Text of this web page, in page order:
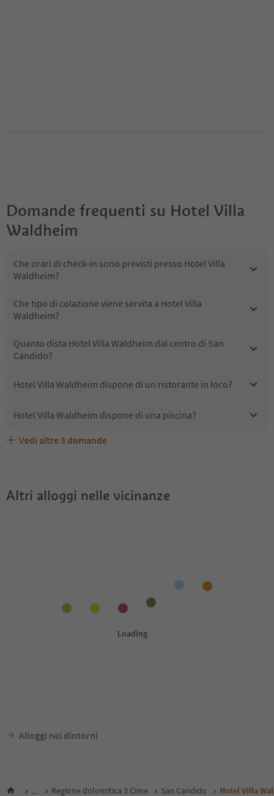
Domande frequenti su Hotel Villa
Waldheim
Che orari di check-in sono previsti presso Hotel Villa
Waldheim?
Che tipo di colazione viene servita a Hotel Villa
Waldheim?
Quanto dista Hotel Villa Waldheim dal centro di San
Candido?
Hotel Villa Waldheim dispone di un ristorante in loco?
Hotel Villa Waldheim dispone di una piscina?
Hotel Villa Waldheim accetta animali domestici?
Quali servizi/attività sono disponibili presso Hotel Villa
Gli ospiti di Hotel Villa Waldheim ricevono l'Alto Adige
Vedi altre 3 domande
Altri alloggi nelle vicinanze
Alloggi nei dintorni
... Regione dolomitica 3 Cime San Candido Hotel Villa